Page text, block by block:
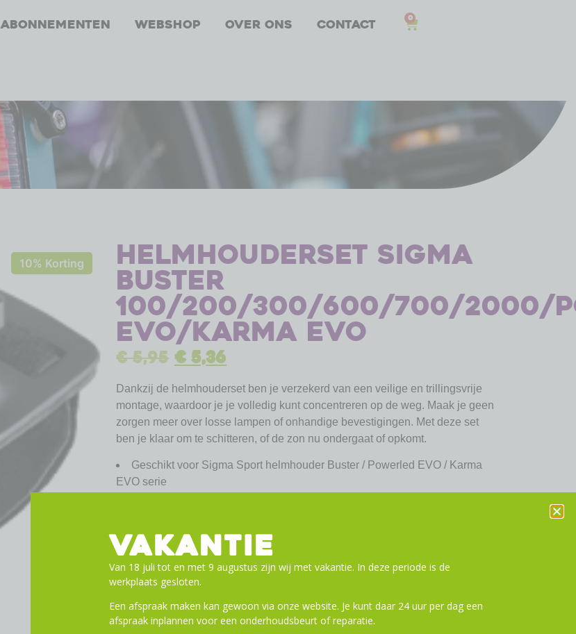
Abonnementen Webshop Over ons Contact 0
10% Korting Helmhouderset Sigma
Buster
100/200/300/600/700/2000/
Evo/Karma Evo
€5,95 €5,36
Dankzij de helmhouderset ben je verzekerd van een veilige en trillingsvrije
montage, waardoor je je volledig kunt concentreren op de weg. Maak je geen
zorgen meer over losse lampen of onhandige bevestigingen. Met deze set
ben je klaar om te schitteren, of de zon nu ondergaat of opkomt.
Geschikt voor Sigma Sport helmhouder Buster / Powerled EVO / Karma
EVO serie
VAKANTIE
Van 18 juli tot en met 9 augustus zijn wij met vakantie. In deze periode is de
werkplaats gesloten.
Een afspraak maken kan gewoon via onze website. Je kunt daar 24 uur per dag een
afspraak inplannen voor een onderhoudsbeurt of reparatie.